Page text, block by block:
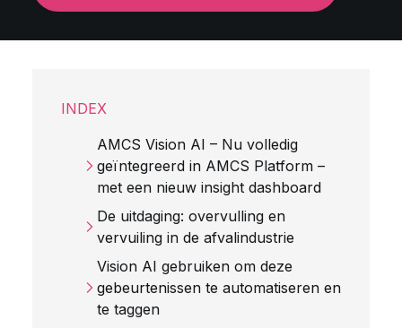
INDEX
AMCS Vision AI – Nu volledig
geïntegreerd in AMCS Platform –
met een nieuw insight dashboard
De uitdaging: overvulling en
vervuiling in de afvalindustrie
Vision AI gebruiken om deze
gebeurtenissen te automatiseren en
te taggen